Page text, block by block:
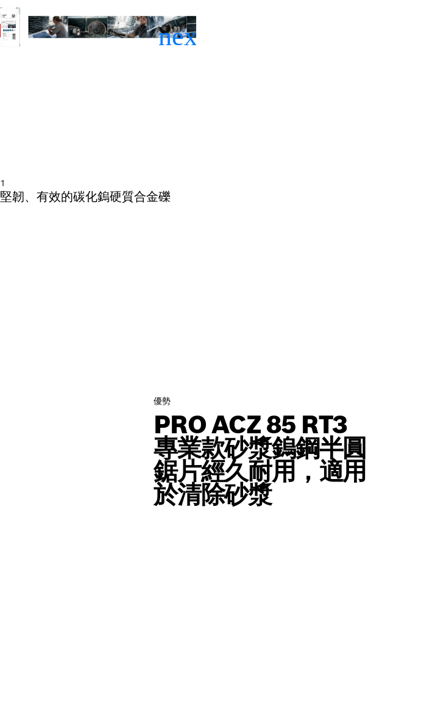
1
堅韌、有效的碳化鎢硬質合金礫
優勢
PRO ACZ 85 RT3
專業款砂漿鎢鋼半圓
鋸片經久耐用，適用
於清除砂漿